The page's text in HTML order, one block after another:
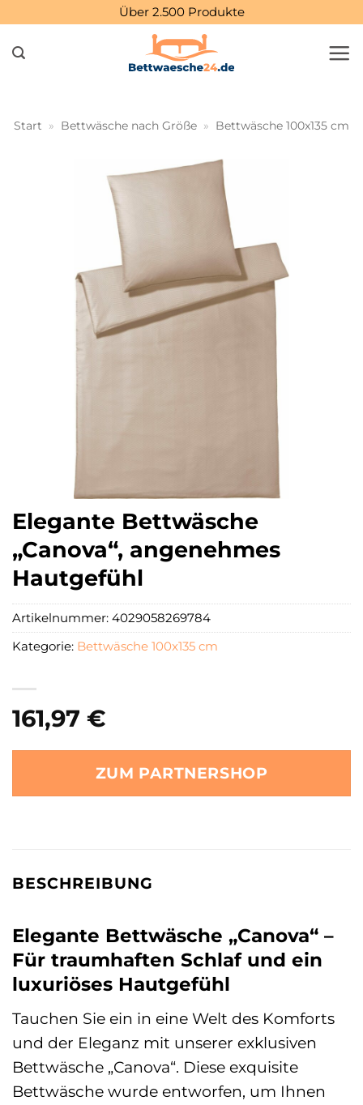
springen
Über 2.500 Produkte
Start » Bettwäsche nach Größe » Bettwäsche 100x135 cm
Elegante Bettwäsche
„Canova“, angenehmes
Hautgefühl
161,97 €
ZUM PARTNERSHOP
Artikelnummer: 4029058269784
Kategorie: Bettwäsche 100x135 cm
BESCHREIBUNG
Elegante Bettwäsche „Canova“ –
Für traumhaften Schlaf und ein
luxuriöses Hautgefühl
Tauchen Sie ein in eine Welt des Komforts
und der Eleganz mit unserer exklusiven
Bettwäsche „Canova“. Diese exquisite
Bettwäsche wurde entworfen, um Ihnen